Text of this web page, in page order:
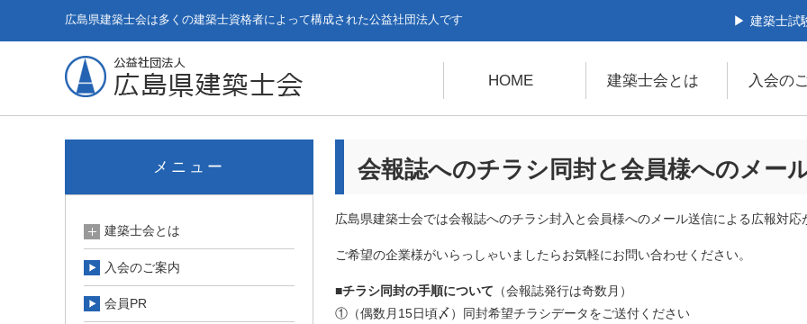
広島県建築士会は多くの建築士資格者によって構成された公益社団法人です 建築士試
HOME 建築士会とは 入会の
メニュー
建築士会とは
入会のご案内
会員PR
会報誌へのチラシ同封と会員様へのメー
広島県建築士会では会報誌へのチラシ封入と会員様へのメール送信による広報対応
ご希望の企業様がいらっしゃいましたらお気軽にお問い合わせください。
■チラシ同封の手順について （会報誌発行は奇数月）
①（偶数月15日頃〆）同封希望チラシデータをご送付ください